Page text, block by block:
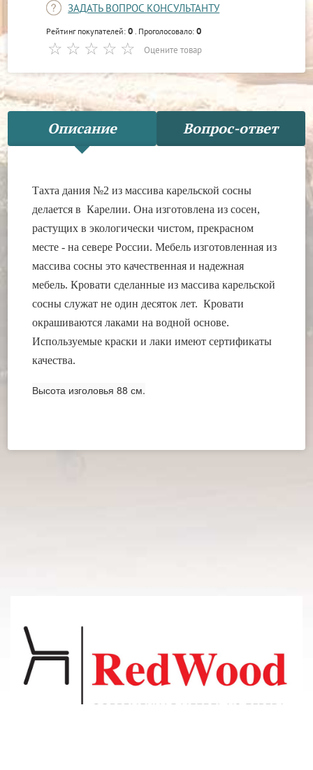
ЗАДАТЬ ВОПРОС КОНСУЛЬТАНТУ
Рейтинг покупателей:0 . Проголосовало:0
Оцените товар
Описание Вопрос-ответ
Тахта дания №2 из массива карельской сосны
делается в Карелии. Она изготовлена из сосен,
растущих в экологически чистом, прекрасном
месте - на севере России. Мебель изготовленная из
массива сосны это качественная и надежная
мебель. Кровати сделанные из массива карельской
сосны служат не один десяток лет. Кровати
окрашиваются лаками на водной основе.
Используемые краски и лаки имеют сертификаты
качества.
Высота изголовья 88 см.